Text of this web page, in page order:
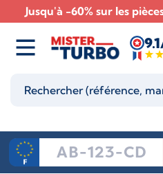
Jusqu'à -60% sur les